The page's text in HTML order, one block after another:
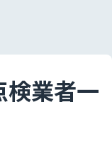
検業者一